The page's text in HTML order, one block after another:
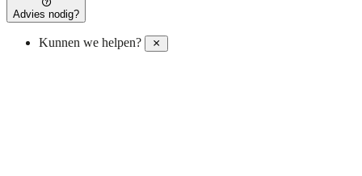
Advies nodig?
Kunnen we helpen?